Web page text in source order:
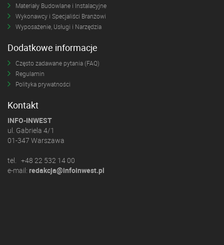
Materiały Budowlane i Instalacyjne
Wykonawcy i Specjaliści Branżowi
Wyposażenie, Usługi i Narzędzia
Dodatkowe informacje
Często zadawane pytania (FAQ)
Regulamin
Polityka prywatności
Kontakt
INFO-INWEST
ul. Gabriela 4/1
01-347 Warszawa
tel. +48 22 532 14 00
e-mail: redakcja@infoinwest.pl